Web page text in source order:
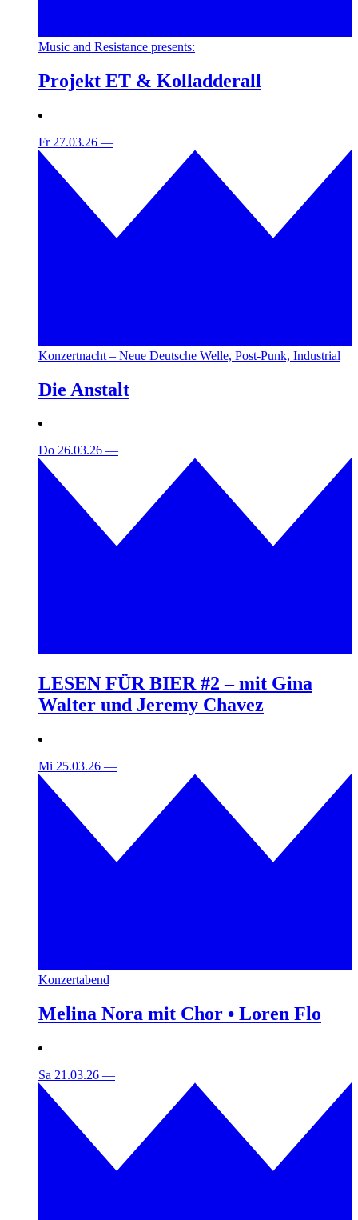
Music and Resistance presents:
Projekt ET & Kolladderall
Fr 27.03.26 —
Konzertnacht – Neue Deutsche Welle, Post-Punk, Industrial
Die Anstalt
Do 26.03.26 —
LESEN FÜR BIER #2 – mit Gina
Walter und Jeremy Chavez
Mi 25.03.26 —
Konzertabend
Melina Nora mit Chor • Loren Flo
Sa 21.03.26 —